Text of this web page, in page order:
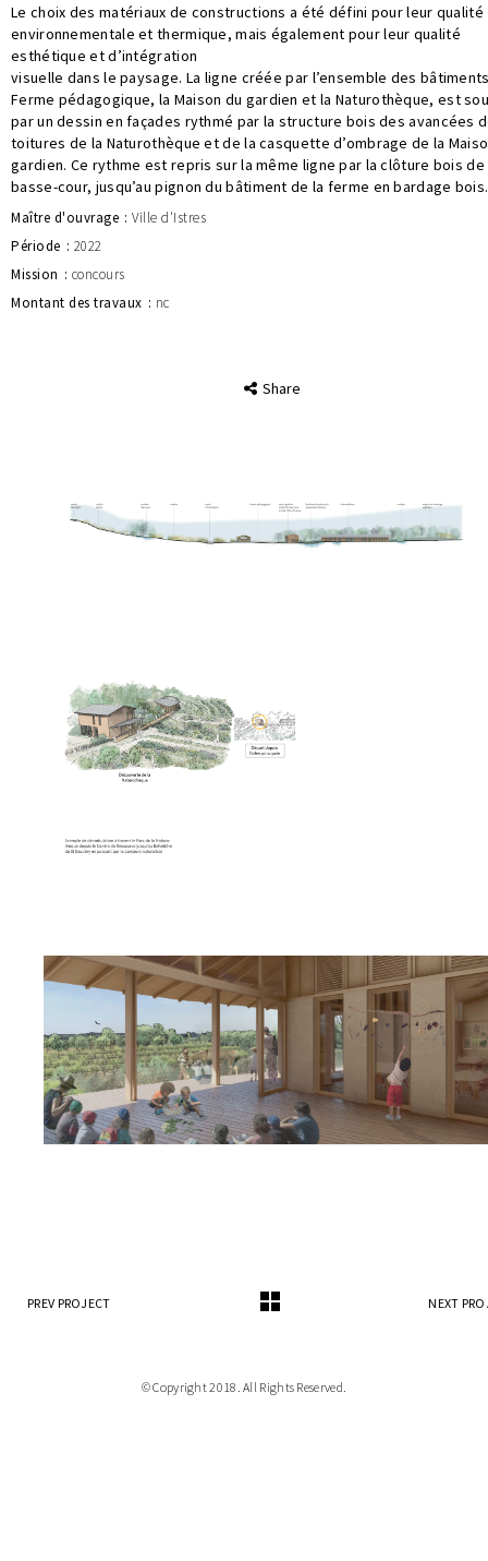
Le choix des matériaux de constructions a été défini pour leur qualité
environnementale et thermique, mais également pour leur qualité
esthétique et d’intégration
visuelle dans le paysage. La ligne créée par l’ensemble des
Ferme pédagogique, la Maison du gardien et la Naturothèque, est
par un dessin en façades rythmé par la structure bois des avancées
toitures de la Naturothèque et de la casquette d’ombrage de la
gardien. Ce rythme est repris sur la même ligne par la clôture bois de
basse-cour, jusqu’au pignon du bâtiment de la ferme en bardage bois.
Maître d'ouvrage
Ville d'Istres
Période
2022
Mission
concours
Montant des travaux
nc
Share
PREV PROJECT NEXT
© Copyright 2018. All Rights Reserved.